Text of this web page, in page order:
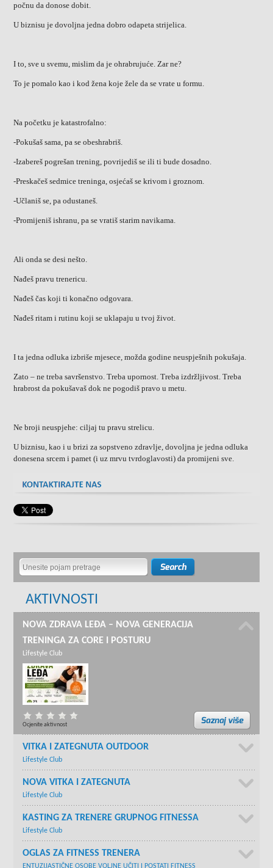
počnu da donose dobit.
U biznisu je dovoljna jedna dobro odapeta strijelica.
I to, sve u svemu, mislim da je ohrabrujuće. Zar ne?
To je pomalo kao i kod žena koje žele da se vrate u formu.
Na početku je katastrofalno:
-Pokušaš sama, pa se obeshrabriš.
-Izabereš pogrešan trening, povrijediš se ili ti bude dosadno.
-Preskačeš sedmice treninga, osjećaš se krivom i groznom.
-Učlaniš se, pa odustaneš.
-Promijeniš ishranu, pa se vratiš starim navikama.
Ali onda se desi nešto.
Nađeš pravu trenericu.
Nađeš čas koji ti konačno odgovara.
Nađeš ritam i rutinu koji se uklapaju u tvoj život.
I ta jedna odluka izbriše mjesece, možda godine neuspješnih pokušaja.
Zato – ne treba savršenstvo. Treba upornost. Treba izdržljivost. Treba
hrabrost da pokušavaš dok ne pogodiš pravo u metu.
Ne broji neuspjehe: ciljaj tu pravu strelicu.
U biznisu, kao i u brizi za sopstveno zdravlje, dovoljna je jedna odluka
donesena srcem i pamet (i uz mrvu tvrdoglavosti) da promijeni sve.
AKTIVNOSTI
NOVA ZDRAVA LEĐA – NOVA GENERACIJA
TRENINGA ZA CORE I POSTURU
Lifestyle Club
Ocjenite aktivnost
VITKA I ZATEGNUTA OUTDOOR
Lifestyle Club
NOVA VITKA I ZATEGNUTA
Lifestyle Club
KASTING ZA TRENERE GRUPNOG FITNESSA
Lifestyle Club
OGLAS ZA FITNESS TRENERA
ENTUZIJASTIČNE OSOBE VOLJNE UČITI I POSTATI FITNESS